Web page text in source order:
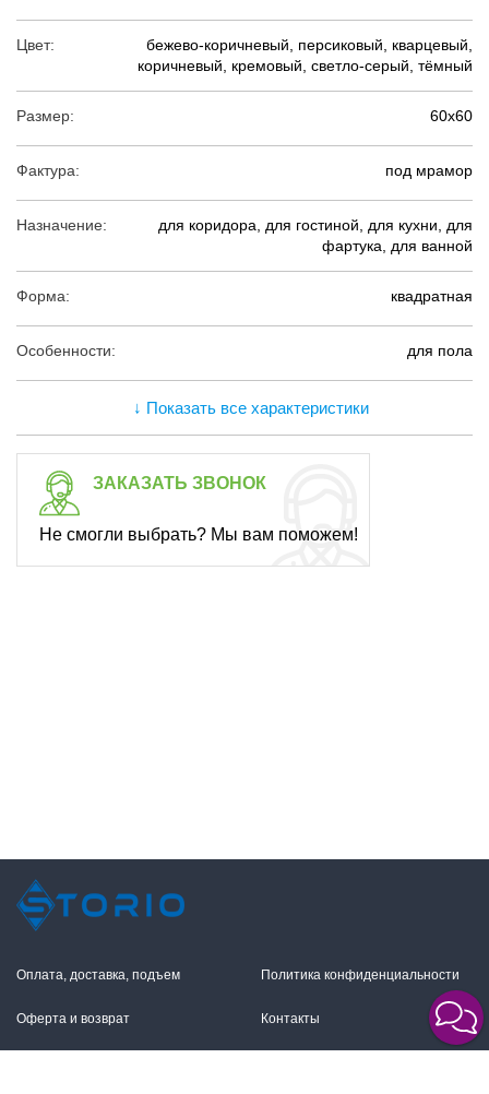
Цвет:
бежево-коричневый, персиковый, кварцевый,
коричневый, кремовый, светло-серый, тёмный
Размер: 60х60
Фактура: под мрамор
Назначение:
для коридора, для гостиной, для кухни, для
фартука, для ванной
Форма: квадратная
Особенности: для пола
↓ Показать все характеристики
ЗАКАЗАТЬ ЗВОНОК
Не смогли выбрать? Мы вам поможем!
Оплата, доставка, подъем
Оферта и возврат
Политика конфиденциальности
Контакты